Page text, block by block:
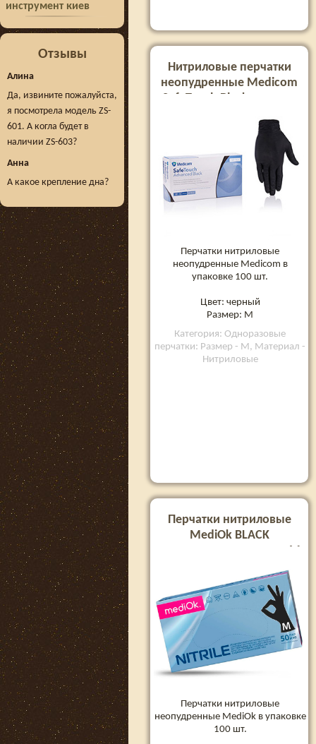
инструмент киев
Отзывы
Алина
Да, извините пожалуйста,
я посмотрела модель ZS-
601. А когла будет в
наличии ZS-603?
Анна
А какое крепление дна?
Нитриловые перчатки
неопудренные Medicom
SafeTouch Black, размер
Перчатки нитриловые
неопудренные Medicom в
упаковке 100 шт.
Цвет: черный
Размер: M
Категория: Одноразовые
перчатки: Размер - M, Материал -
Нитриловые
Перчатки нитриловые
MediOk BLACK
неопудренные, размер M,
Перчатки нитриловые
неопудренные MediOk в упаковке
100 шт.